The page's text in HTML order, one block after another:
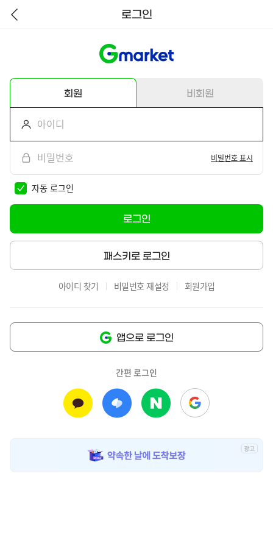
뒤
로그인
회원 비회원
비밀번호 표시
자동 로그인
로그인
패스키로 로그인
아이디 찾기 비밀번호 재설정 회원가입
앱으로 로그인
간편 로그인